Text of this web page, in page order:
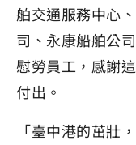
舶交通服務中心
司、永康船舶公
慰勞員工，感謝
付出。
「臺中港的茁壯